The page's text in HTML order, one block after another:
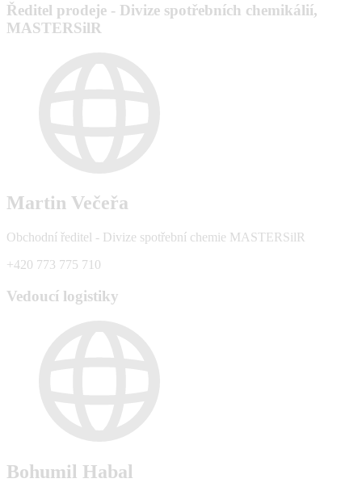
Ředitel prodeje - Divize spotřebních chemikálií,
MASTERSilR
Martin Večeřa
Obchodní ředitel - Divize spotřební chemie MASTERSilR
+420 773 775 710
Vedoucí logistiky
Bohumil Habal